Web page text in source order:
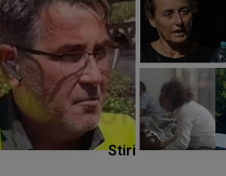
Stiri